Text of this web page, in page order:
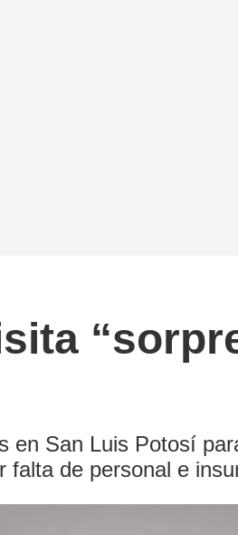
en San Luis Potosí
falta de personal e